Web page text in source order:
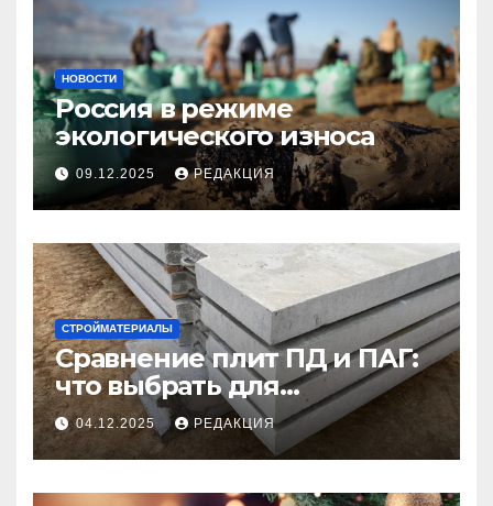
НОВОСТИ
Россия в режиме
экологического износа
09.12.2025 РЕДАКЦИЯ
СТРОЙМАТЕРИАЛЫ
Сравнение плит ПД и ПАГ:
что выбрать для
долговечного и прочного
покрытия
04.12.2025 РЕДАКЦИЯ